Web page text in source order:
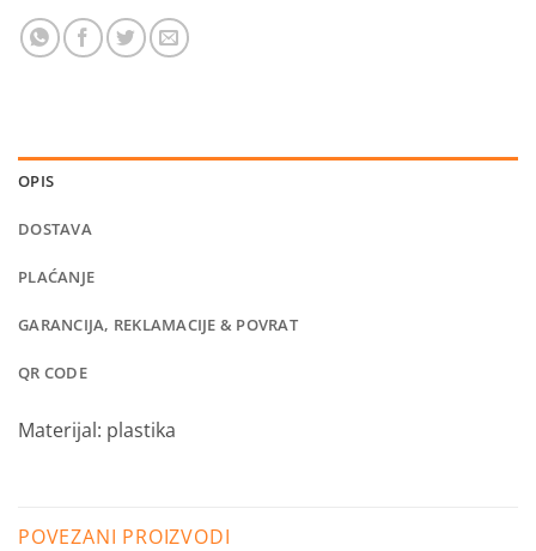
OPIS
DOSTAVA
PLAĆANJE
GARANCIJA, REKLAMACIJE & POVRAT
QR CODE
Materijal: plastika
POVEZANI PROIZVODI